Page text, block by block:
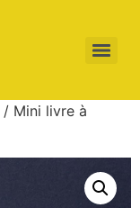
/ Mini livre à